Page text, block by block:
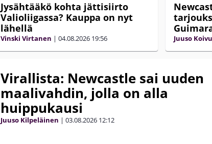
Jysähtääkö kohta jättisiirto
Valioliigassa? Kauppa on nyt
lähellä
Vinski Virtanen | 04.08.2026 19:56 Juuso
Virallista: Newcastle sai uuden
maalivahdin, jolla on alla
huippukausi
Juuso Kilpeläinen | 03.08.2026 12:12